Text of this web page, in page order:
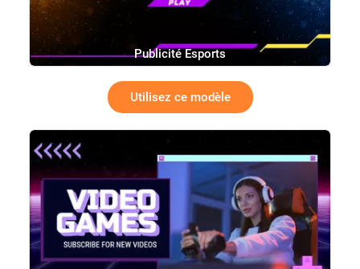
Publicité Esports
Utilisez ce modèle